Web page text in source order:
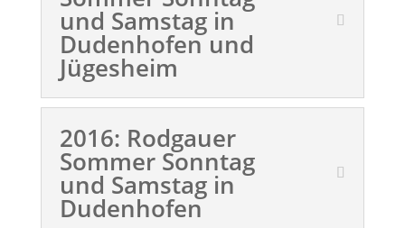
und Samstag in
Dudenhofen und
Jügesheim
2016: Rodgauer
Sommer Sonntag
und Samstag in
Dudenhofen